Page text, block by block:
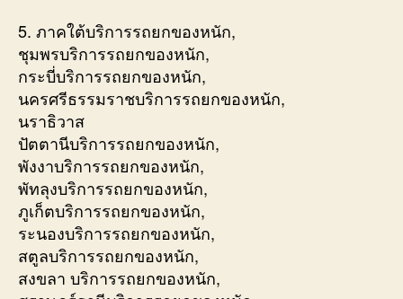
5. ภาคใต้บริการรถยกของหนัก,
ชุมพรบริการรถยกของหนัก,
กระบี่บริการรถยกของหนัก,
นครศรีธรรมราชบริการรถยกของหนัก,
นราธิวาส
ปัตตานีบริการรถยกของหนัก,
พังงาบริการรถยกของหนัก,
พัทลุงบริการรถยกของหนัก,
ภูเก็ตบริการรถยกของหนัก,
ระนองบริการรถยกของหนัก,
สตูลบริการรถยกของหนัก,
สงขลา บริการรถยกของหนัก,